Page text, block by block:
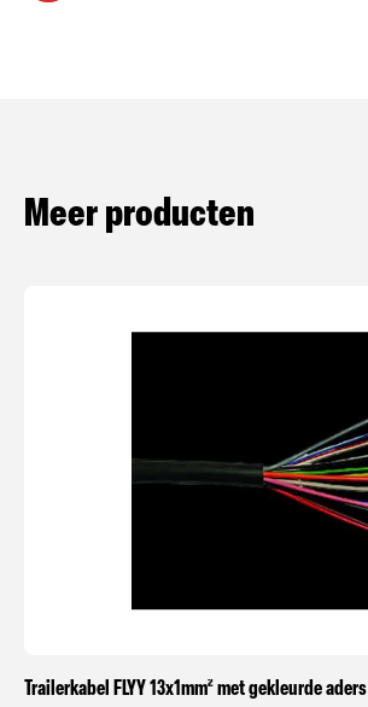
Meer producten
Trailerkabel FLYY 13x1mm² met gekleurde aders